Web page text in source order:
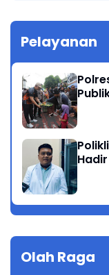
Pelayanan
Olah Raga